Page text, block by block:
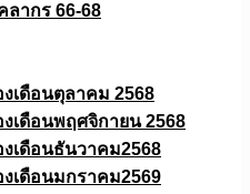
ากร 66-68
เดือนตุลาคม 2568
เดือนพฤศจิกายน 2568
เดือนธันวาคม2568
เดือนมกราคม2569